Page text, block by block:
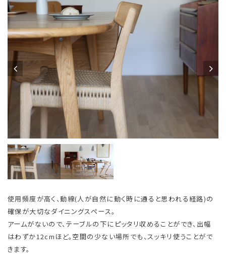
使用頻度が高く、動線(人が自然に動く時に通ると思われる経路)の
確保が大切なダイニングスペース。
アームがないので、テーブルの下にピッタリ収めることができ、出幅
はわずか12cmほど。空間の少ない場所でも、スッキリ使うことがで
きます。